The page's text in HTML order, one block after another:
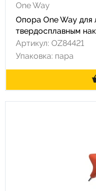
One Way
Опора One Way
твердосплавным
Артикул: OZ84421
Упаковка: пара